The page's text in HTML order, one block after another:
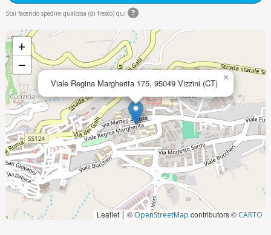
Stai facendo spedire qualcosa (di fresco) qui
Viale Regina Margherita 175, 95049 Vizzini (CT) ×
+
−
Leaflet | © OpenStreetMap contributors © CARTO